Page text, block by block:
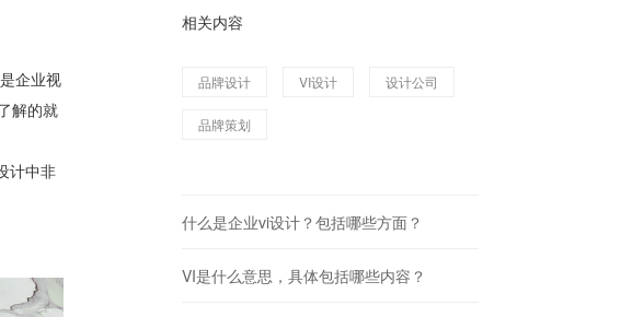
企业视
解的就
计中非
相关内容
品牌设计 VI设计 设计公司
品牌策划
什么是企业vi设计？包括哪些方面？
VI是什么意思，具体包括哪些内容？